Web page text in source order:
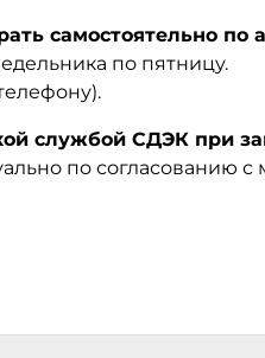
самостоятельно по
по пятницу.
службой СДЭК при
по согласованию